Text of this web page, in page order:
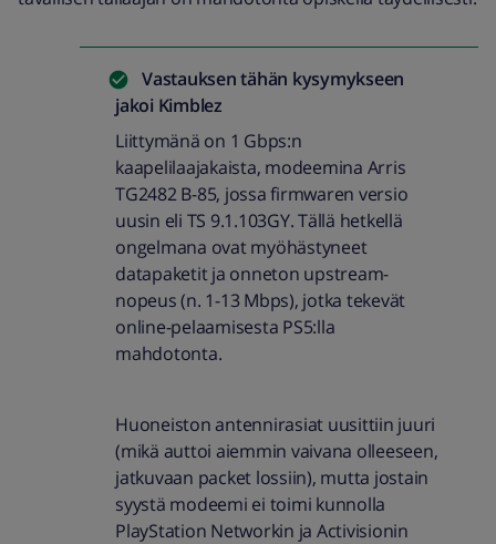
Vastauksen tähän kysymykseen
jakoi Kimblez
Liittymänä on 1 Gbps:n
kaapelilaajakaista, modeemina Arris
TG2482 B-85, jossa firmwaren versio
uusin eli TS 9.1.103GY. Tällä hetkellä
ongelmana ovat myöhästyneet
datapaketit ja onneton upstream-
nopeus (n. 1-13 Mbps), jotka tekevät
online-pelaamisesta PS5:lla
mahdotonta.
Huoneiston antennirasiat uusittiin juuri
(mikä auttoi aiemmin vaivana olleeseen,
jatkuvaan packet lossiin), mutta jostain
syystä modeemi ei toimi kunnolla
PlayStation Networkin ja Activisionin